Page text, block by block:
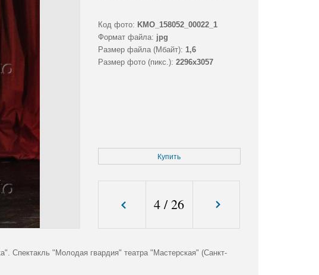
Код фото: KMO_158052_00022_1
Формат файла: jpg
Размер файла (Мбайт): 1,6
Размер фото (пикс.): 2296x3057
Купить
4 /26
Спектакль "Молодая гвардия" театра "Мастерская" (Санкт-